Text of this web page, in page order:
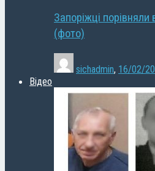
Запоріжці порівняли
(фото)
sichadmin, 16/02/
Відео